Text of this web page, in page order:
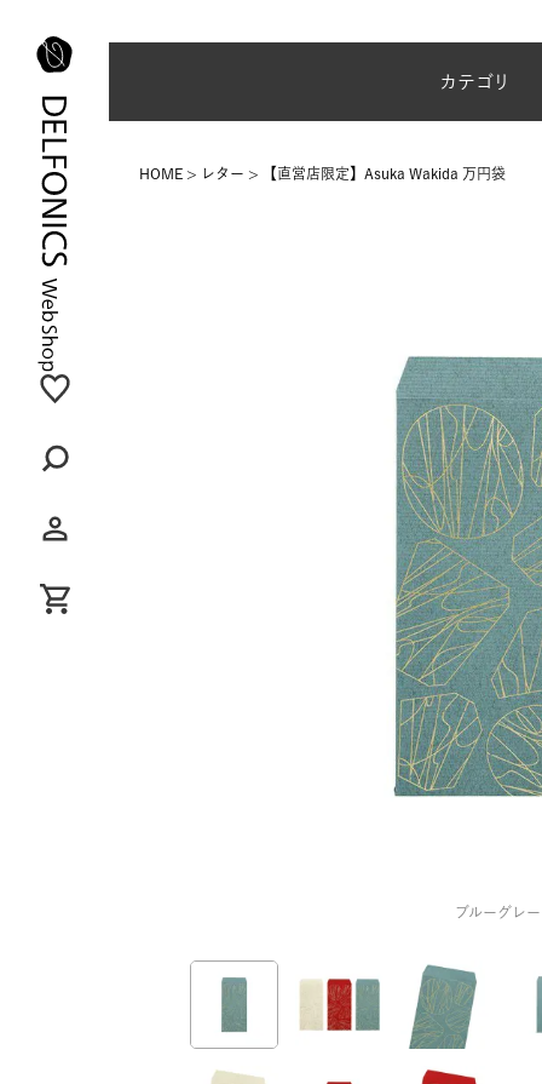
カテゴリ
HOME レター 【直営店限定】Asuka Wakida 万円袋
ブルーグレー